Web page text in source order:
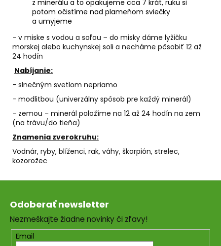
z minerálu a to opakujeme cca 7 krát, ruku si
potom očistíme nad plameňom sviečky
a umyjeme
- v miske s vodou a soľou – do misky dáme lyžičku
morskej alebo kuchynskej soli a necháme pôsobiť 12 až
24 hodín
Nabíjanie:
- slnečným svetlom nepriamo
- modlitbou (univerzálny spôsob pre každý minerál)
- zemou – minerál položíme na 12 až 24 hodín na zem
(na trávu/do tieňa)
Znamenia zverokruhu:
Vodnár, ryby, blíženci, rak, váhy, škorpión, strelec,
kozorožec
Z
Odoberať newsletter
Nezmeškajte žiadne novinky či zľavy!
Email